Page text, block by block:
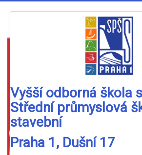
Vyšší odborná škola
Střední průmyslová
stavební
Praha 1, Dušní 17